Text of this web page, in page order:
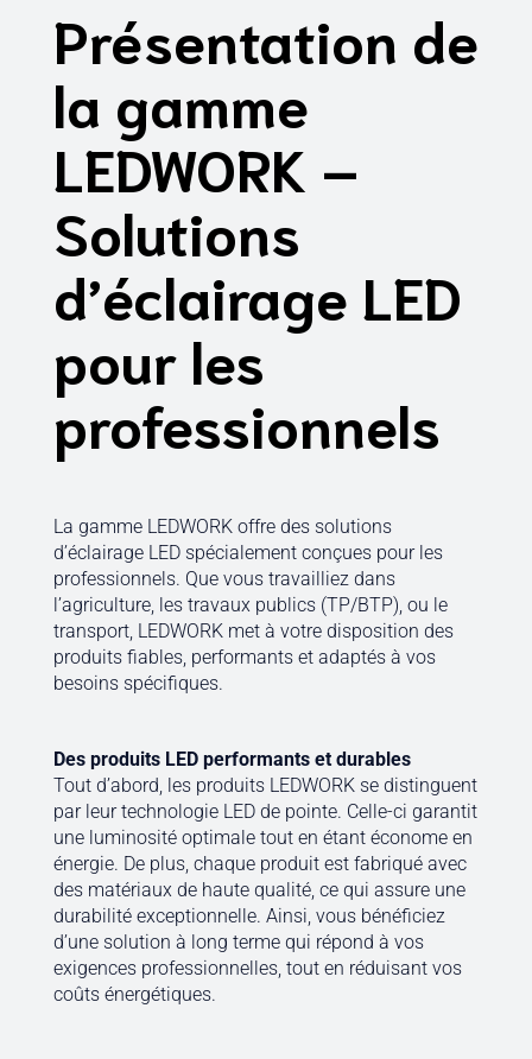
Présentation de
la gamme
LEDWORK –
Solutions
d’éclairage LED
pour les
professionnels
La gamme LEDWORK offre des solutions
d’éclairage LED spécialement conçues pour les
professionnels. Que vous travailliez dans
l’agriculture, les travaux publics (TP/BTP), ou le
transport, LEDWORK met à votre disposition des
produits fiables, performants et adaptés à vos
besoins spécifiques.
Des produits LED performants et durables
Tout d’abord, les produits LEDWORK se distinguent
par leur technologie LED de pointe. Celle-ci garantit
une luminosité optimale tout en étant économe en
énergie. De plus, chaque produit est fabriqué avec
des matériaux de haute qualité, ce qui assure une
durabilité exceptionnelle. Ainsi, vous bénéficiez
d’une solution à long terme qui répond à vos
exigences professionnelles, tout en réduisant vos
coûts énergétiques.